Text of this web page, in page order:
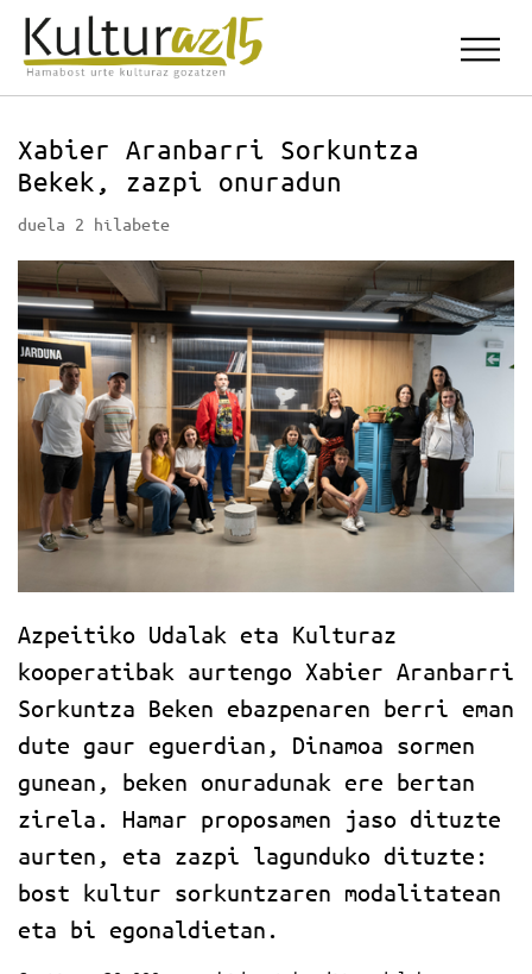
Xabier Aranbarri Sorkuntza
Bekek, zazpi onuradun
duela 2 hilabete
Azpeitiko Udalak eta Kulturaz
kooperatibak aurtengo Xabier Aranbarri
Sorkuntza Beken ebazpenaren berri eman
dute gaur eguerdian, Dinamoa sormen
gunean, beken onuradunak ere bertan
zirela. Hamar proposamen jaso dituzte
aurten, eta zazpi lagunduko dituzte:
bost kultur sorkuntzaren modalitatean
eta bi egonaldietan.